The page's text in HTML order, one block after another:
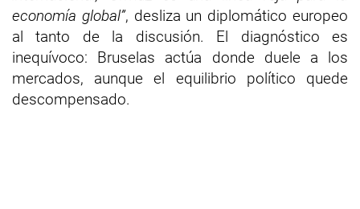
economía global”, desliza un diplomático europeo
al tanto de la discusión. El diagnóstico es
inequívoco: Bruselas actúa donde duele a los
mercados, aunque el equilibrio político quede
descompensado.